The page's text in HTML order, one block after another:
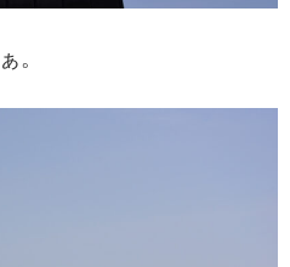
。